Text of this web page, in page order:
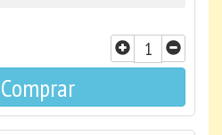
Comprar